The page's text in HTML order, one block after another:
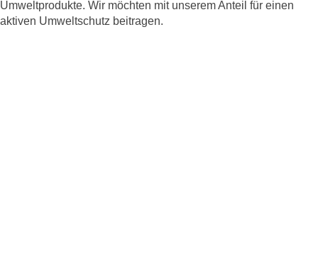
Umweltprodukte. Wir möchten mit unserem Anteil für einen
aktiven Umweltschutz beitragen.